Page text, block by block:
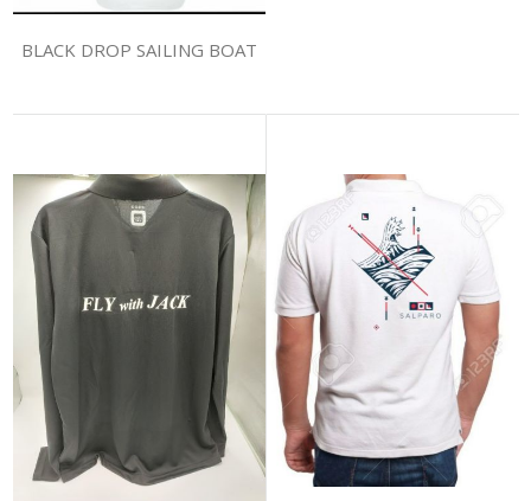
BLACK DROP SAILING BOAT